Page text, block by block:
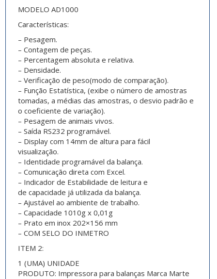
MODELO AD1000
Características:
– Pesagem.
– Contagem de peças.
– Percentagem absoluta e relativa.
– Densidade.
– Verificação de peso(modo de comparação).
– Função Estatística, (exibe o número de amostras
tomadas, a médias das amostras, o desvio padrão e
o coeficiente de variação).
– Pesagem de animais vivos.
– Saída RS232 programável.
– Display com 14mm de altura para fácil
visualização.
– Identidade programável da balança.
– Comunicação direta com Excel.
– Indicador de Estabilidade de leitura e
de capacidade já utilizada da balança.
– Ajustável ao ambiente de trabalho.
– Capacidade 1010g x 0,01g
– Prato em inox 202×156 mm
– COM SELO DO INMETRO
ITEM 2:
1 (UMA) UNIDADE
PRODUTO: Impressora para balanças Marca Marte